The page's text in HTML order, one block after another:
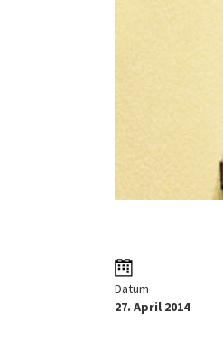
Datum
27. April 2014